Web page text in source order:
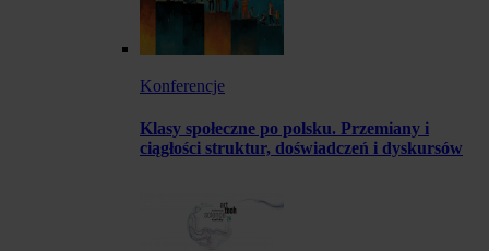
Konferencje
Klasy społeczne po polsku. Przemiany i
ciągłości struktur, doświadczeń i dyskursów